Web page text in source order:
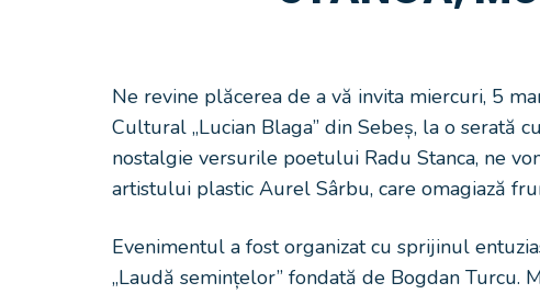
Ne revine plăcerea de a vă invita miercuri, 5
Cultural „Lucian Blaga” din Sebeș, la o serată
nostalgie versurile poetului Radu Stanca, ne
artistului plastic Aurel Sârbu, care omagiază
Evenimentul a fost organizat cu sprijinul
„Laudă semințelor” fondată de Bogdan Turcu.